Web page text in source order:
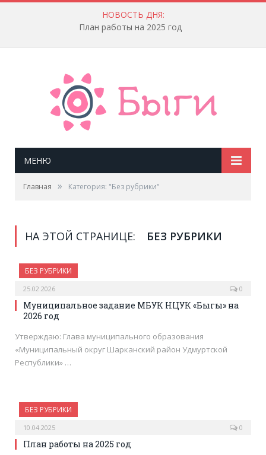
НОВОСТЬ ДНЯ:
План работы на 2025 год
МЕНЮ
Главная » Категория: "Без рубрики"
НА ЭТОЙ СТРАНИЦЕ: БЕЗ РУБРИКИ
БЕЗ РУБРИКИ
25.02.2026 0
Муниципальное задание МБУК НЦУК «Быгы» на
2026 год
Утверждаю: Глава муниципального образования
«Муниципальный округ Шарканский район Удмуртской
Республики» …
БЕЗ РУБРИКИ
10.04.2025 0
План работы на 2025 год